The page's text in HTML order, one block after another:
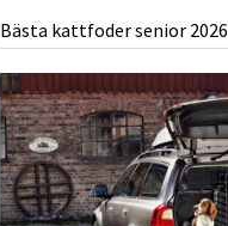
Bästa kattfoder senior 2026